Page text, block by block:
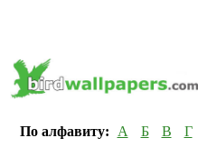
По алфавиту: А Б В Г